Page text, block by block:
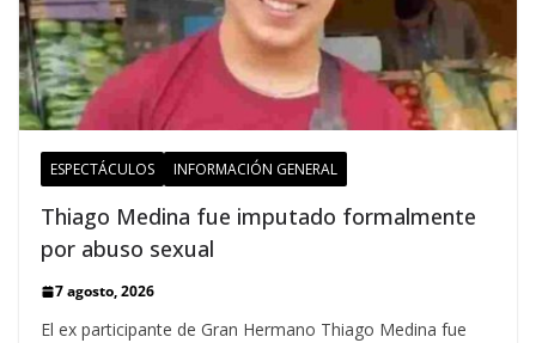
ESPECTÁCULOS INFORMACIÓN GENERAL
Thiago Medina fue imputado formalmente
por abuso sexual
7 agosto, 2026
El ex participante de Gran Hermano Thiago Medina fue